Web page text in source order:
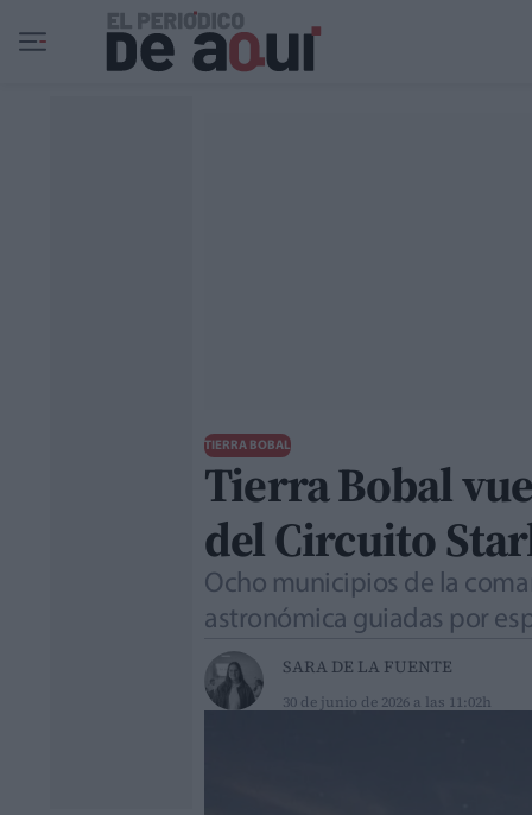
Ir al contenido principal
TIERRA BOBAL
Tierra Bobal
del Circuito
Ocho municipios de la
astronómica guiadas por
SARA DE LA FUENTE
30 de junio de 2026 a las 11:02h